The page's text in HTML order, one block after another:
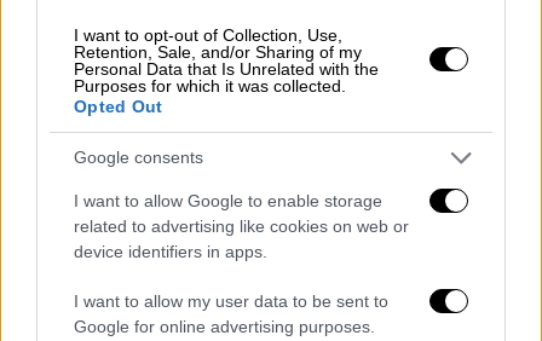
I want to opt-out of Collection, Use,
Retention, Sale, and/or Sharing of my
Personal Data that Is Unrelated with the
Purposes for which it was collected.
Opted Out
Google consents
I want to allow Google to enable storage
related to advertising like cookies on web or
device identifiers in apps.
I want to allow my user data to be sent to
Google for online advertising purposes.
«Εμείς βγάζαμε φωτογραφίες το
μαγαζί»
Εμείς βγάζαμε φωτογραφίες το μαγαζίτο
οποίο βρισκόταν ακριβώς από κάτω από το
διαμέρισμα και το οποίο είναι προς
ενοικίαση. Δεν βγάζαμε φωτογραφίες το
διαμέρισμα αλλά το συγκεκριμένο μαγαζί
καθώς σκεφτόμασταν το ενδεχόμενο να το
νοικιάσουμε.», είπε ο 21χρονος,